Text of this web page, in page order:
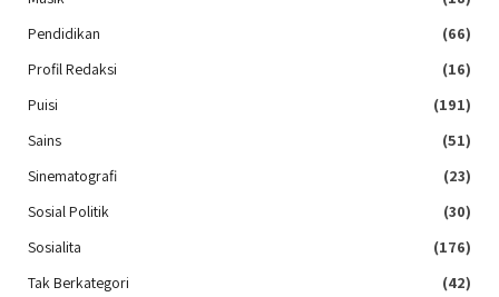
Pendidikan
(66)
Profil Redaksi
(16)
Puisi
(191)
Sains
(51)
Sinematografi
(23)
Sosial Politik
(30)
Sosialita
(176)
Tak Berkategori
(42)